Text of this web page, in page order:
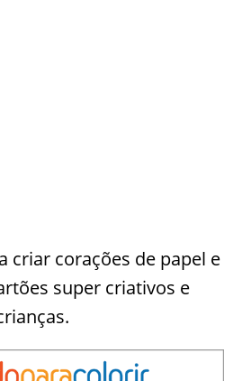
criar corações de papel e
super criativos e